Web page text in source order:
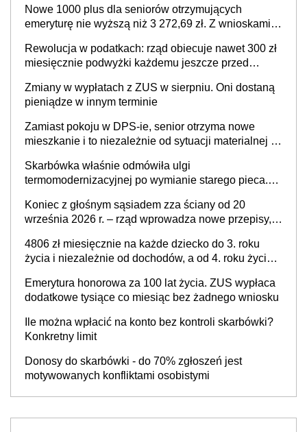
finansowania
Nowe 1000 plus dla seniorów otrzymujących
emeryturę nie wyższą niż 3 272,69 zł. Z wnioskami
nie otrzymają
Rewolucja w podatkach: rząd obiecuje nawet 300 zł
miesięcznie podwyżki każdemu jeszcze przed
Zmiany w wypłatach z ZUS w sierpniu. Oni dostaną
pieniądze w innym terminie
Zamiast pokoju w DPS-ie, senior otrzyma nowe
mieszkanie i to niezależnie od sytuacji materialnej –
roku życia
Skarbówka właśnie odmówiła ulgi
termomodernizacyjnej po wymianie starego pieca.
Koniec z głośnym sąsiadem zza ściany od 20
września 2026 r. – rząd wprowadza nowe przepisy,
4806 zł miesięcznie na każde dziecko do 3. roku
życia i niezależnie od dochodów, a od 4. roku życia
spadku liczby urodzeń w Polsce
Emerytura honorowa za 100 lat życia. ZUS wypłaca
dodatkowe tysiące co miesiąc bez żadnego wniosku
Ile można wpłacić na konto bez kontroli skarbówki?
Konkretny limit
Donosy do skarbówki - do 70% zgłoszeń jest
motywowanych konfliktami osobistymi